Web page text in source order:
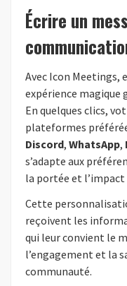
Écrire un
Avec Icon Meetings,
expérience
En quelques clics,
plateformes
Discord, WhatsApp,
s’adapte aux
la portée et
Cette
reçoivent les
qui leur convient le
l’engagement et la
communauté.